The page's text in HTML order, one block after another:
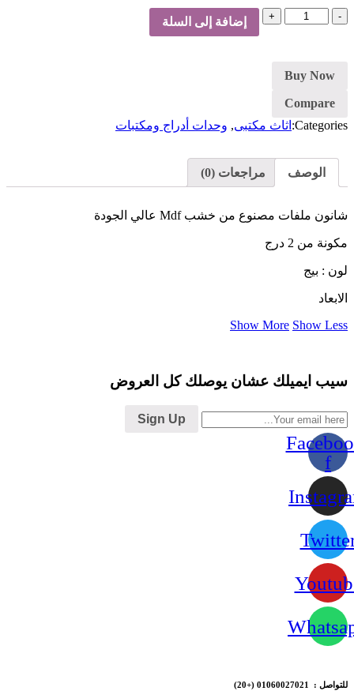
كمية
إضافة إلى السلة
Buy Now
Compare
Categories: اثاث مكتبى, وحدات أدراج ومكتبات
الوصف مراجعات (0)
شانون ملفات مصنوع من خشب Mdf عالي الجودة
مكونة من 2 درج
لون : بيج
الابعاد
Show More Show Less
سيب ايميلك عشان يوصلك كل العروض
Sign Up
f
للتواصل : 01060027021 (+20)